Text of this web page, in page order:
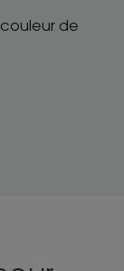
de